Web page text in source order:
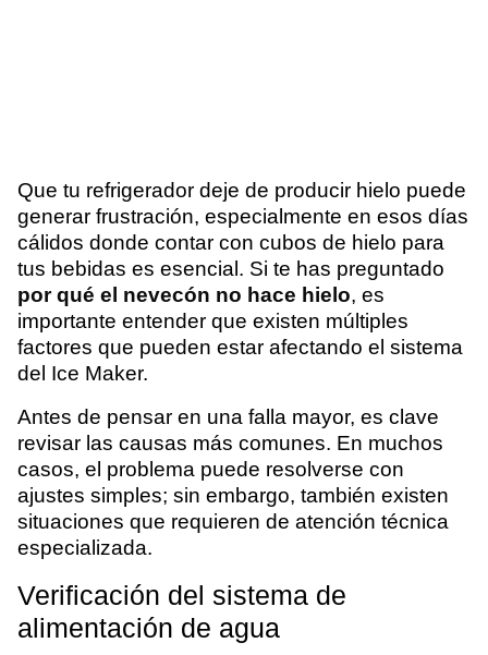
Que tu refrigerador deje de producir hielo puede
generar frustración, especialmente en esos días
cálidos donde contar con cubos de hielo para
tus bebidas es esencial. Si te has preguntado
por qué el nevecón no hace hielo, es
importante entender que existen múltiples
factores que pueden estar afectando el sistema
del Ice Maker.
Antes de pensar en una falla mayor, es clave
revisar las causas más comunes. En muchos
casos, el problema puede resolverse con
ajustes simples; sin embargo, también existen
situaciones que requieren de atención técnica
especializada.
Verificación del sistema de
alimentación de agua